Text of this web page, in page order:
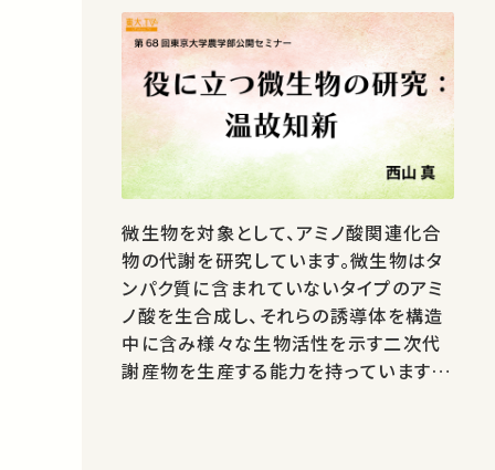
微生物を対象として、アミノ酸関連化合
物の代謝を研究しています。微生物はタ
ンパク質に含まれていないタイプのアミ
ノ酸を生合成し、それらの誘導体を構造
中に含み様々な生物活性を示す二次代
謝産物を生産する能力を持っています。